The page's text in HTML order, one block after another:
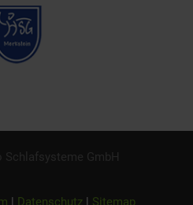
Schlafsysteme GmbH
| Datenschutz| Sitemap